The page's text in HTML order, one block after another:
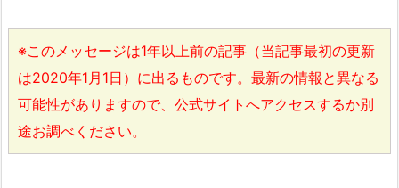
※このメッセージは1年以上前の記事（当記事最初の更新
は2020年1月1日）に出るものです。最新の情報と異なる
可能性がありますので、公式サイトへアクセスするか別
途お調べください。